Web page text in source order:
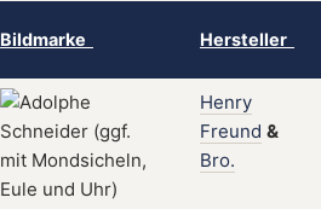
Bildmarke Hersteller
Henry
Freund &
Bro.